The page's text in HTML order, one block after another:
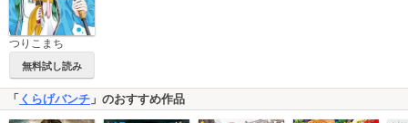
つりこまち
無料試し読み
「 くらげバンチ 」のおすすめ作品